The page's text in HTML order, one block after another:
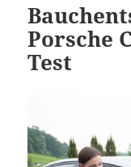
Porsche
Test